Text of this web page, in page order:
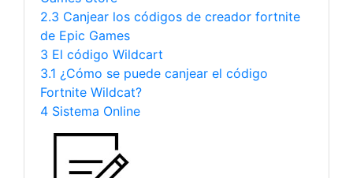
2.3 Canjear los códigos de creador fortnite
de Epic Games
3 El código Wildcart
3.1 ¿Cómo se puede canjear el código
Fortnite Wildcat?
4 Sistema Online